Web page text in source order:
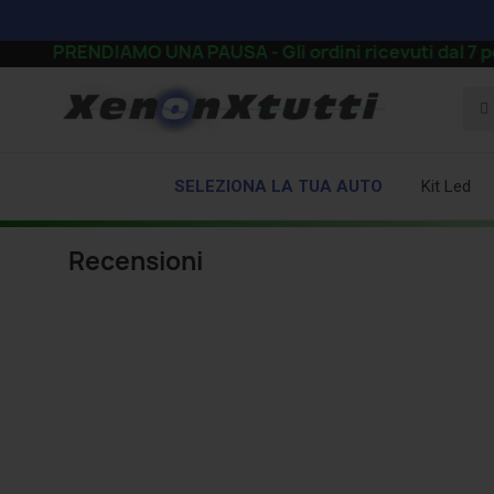
PRENDIAMO UNA PAUSA - Gli ordini ricevuti dal 7
SELEZIONA LA TUA AUTO Kit Led
Recensioni